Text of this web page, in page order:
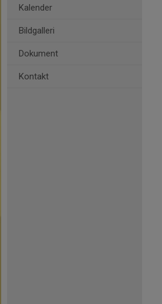
Kalender
Bildgalleri
Dokument
Kontakt